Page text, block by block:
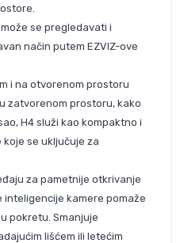
se pregledavati i
način putem EZVIZ-ove
i na otvorenom prostoru
zatvorenom prostoru, kako
H4 služi kao kompaktno i
se uključuje za
za pametnije otkrivanje
kamere pomaže
pokretu. Smanjuje
lišćem ili letećim